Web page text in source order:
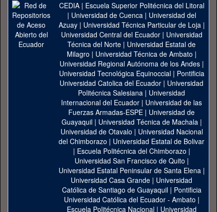
CEDIA| Escuela Superior Politécnica del Litoral
| Universidad de Cuenca| Universidad del
Azuay| Universidad Técnica Particular de Loja|
Universidad Central del Ecuador| Universidad
Técnica del Norte | Universidad Estatal de
Milagro | Universidad Técnica de Ambato |
Universidad Regional Autónoma de los Andes|
Universidad Tecnológica Equinoccial| Pontificia
Universidad Catolica del Ecuador | Universidad
Politécnica Salesiana | Universidad
Internacional del Ecuador | Universidad de las
Fuerzas Armadas-ESPE | Universidad de
Guayaquil| Universidad Técnica de Machala|
Universidad de Otavalo | Universidad Nacional
del Chimborazo | Universidad Estatal de Bolivar
| Escuela Politécnica del Chimborazo |
Universidad San Francisco de Quito |
Universidad Estatal Peninsular de Santa Elena|
Universidad Casa Grande | Universidad
Católica de Santiago de Guayaquil| Pontificia
Universidad Católica del Ecuador - Ambato |
Escuela Politécnica Nacional| Universidad